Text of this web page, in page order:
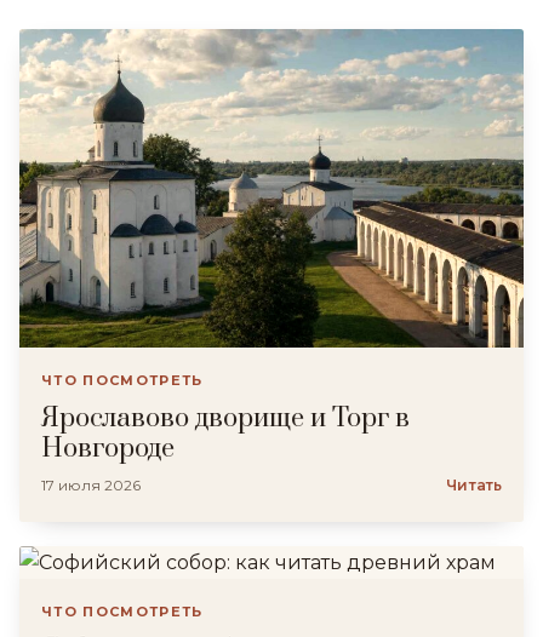
ЧТО ПОСМОТРЕТЬ
Ярославово дворище и Торг в
Новгороде
17 июля 2026 Читать
ЧТО ПОСМОТРЕТЬ